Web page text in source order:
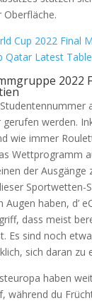
Oberfläche.
Cup 2022 Final
Qatar Latest Table
2022
gerufen werden.
wie immer
Wettprogramm
der Ausgänge
Sportwetten-
Augen haben, d’
dass meist
Es sind noch
sich daran zu
haben
während du